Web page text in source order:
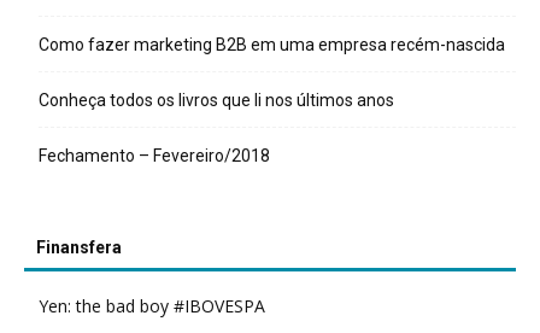
Como fazer marketing B2B em uma empresa recém-nascida
Conheça todos os livros que li nos últimos anos
Fechamento – Fevereiro/2018
Finansfera
Yen: the bad boy #IBOVESPA